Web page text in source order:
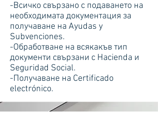
-Всичко свързано с подаването на
необходимата документация за
получаване на Ayudas y
Subvenciones.
-Обработване на всякакъв тип
документи свързани с Hacienda и
Seguridad Social.
-Получаване на Certificado
electrónico.